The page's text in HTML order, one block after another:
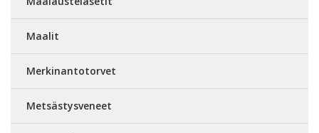
Maalit
Merkinantotorvet
Metsästysveneet